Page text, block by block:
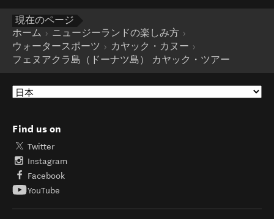
現在のページ
ホーム
ニュージーランドの楽しみ方
ウォータースポーツ
カヤック・カヌー
フェヌアクラ島（ドーナツ島） カヤック・ツアー
Find us on
Twitter
Instagram
Facebook
YouTube